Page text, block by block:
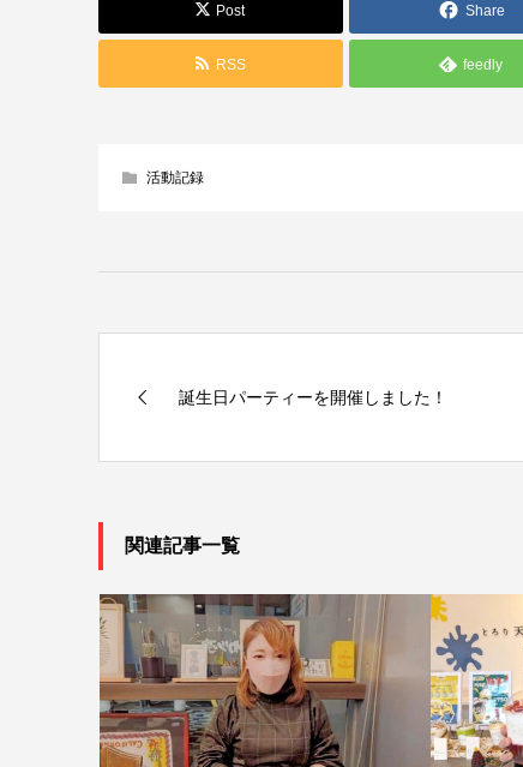
Post Share
RSS feedly
活動記録
誕生日パーティーを開催しました！
関連記事一覧